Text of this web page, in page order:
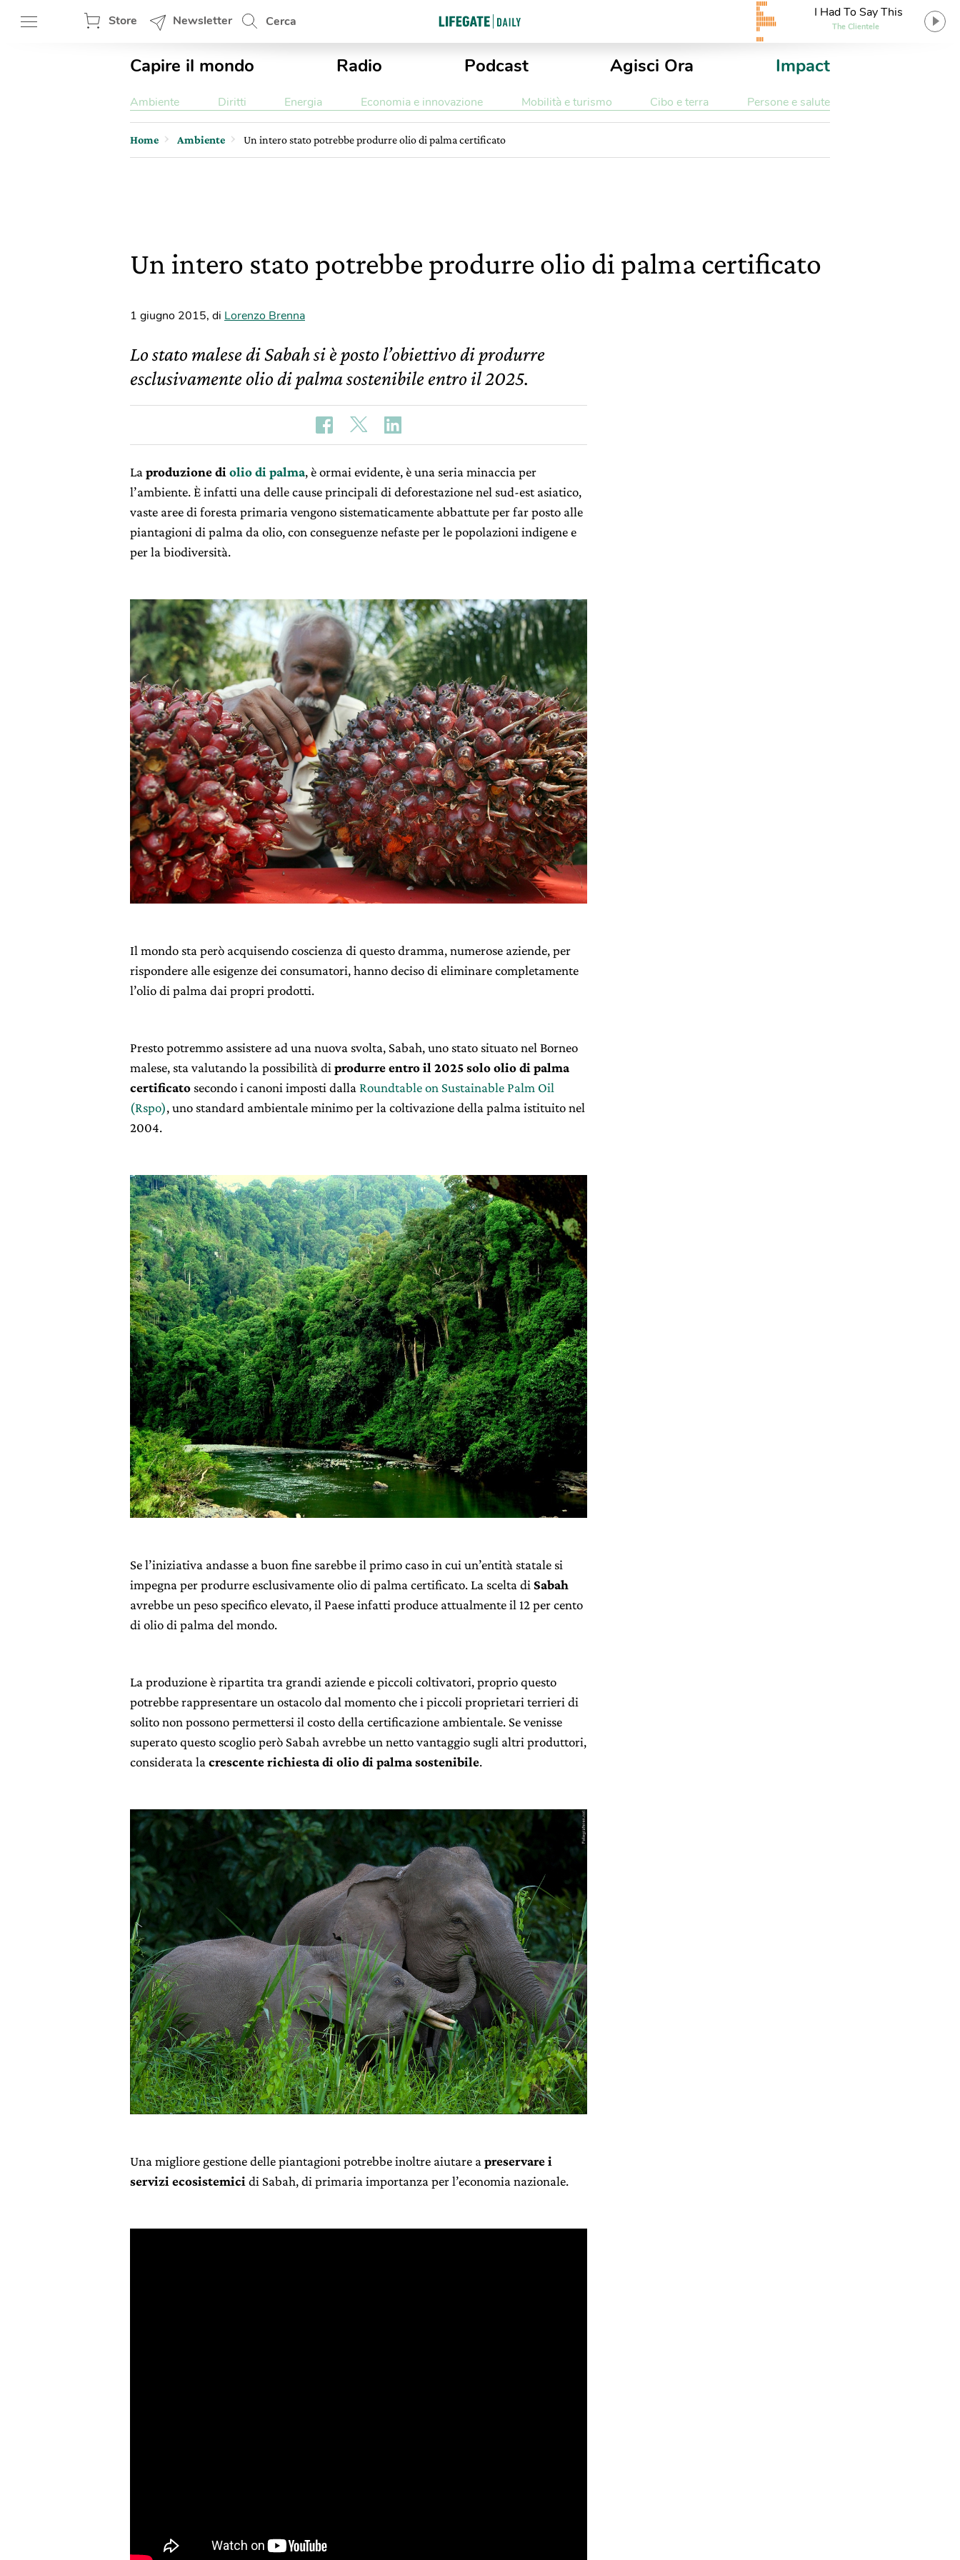
Store Newsletter Cerca
I Had To Say This
The Clientele
Capire il mondo Radio Podcast Agisci Ora Impact
Ambiente Diritti Energia Economia e innovazione Mobilità e turismo Cibo e terra Persone e salute
Home Ambiente Un intero stato potrebbe produrre olio di palma certificato
Un intero stato potrebbe produrre olio di palma certificato
1 giugno 2015, di Lorenzo Brenna
Lo stato malese di Sabah si è posto l’obiettivo di produrre
esclusivamente olio di palma sostenibile entro il 2025.
La produzione di olio di palma, è ormai evidente, è una seria minaccia per
l’ambiente. È infatti una delle cause principali di deforestazione nel sud-est asiatico,
vaste aree di foresta primaria vengono sistematicamente abbattute per far posto alle
piantagioni di palma da olio, con conseguenze nefaste per le popolazioni indigene e
per la biodiversità.
Il mondo sta però acquisendo coscienza di questo dramma, numerose aziende, per
rispondere alle esigenze dei consumatori, hanno deciso di eliminare completamente
l’olio di palma dai propri prodotti.
Presto potremmo assistere ad una nuova svolta, Sabah, uno stato situato nel Borneo
malese, sta valutando la possibilità diprodurre entro il 2025 solo olio di palma
certificato secondo i canoni imposti dalla Roundtable on Sustainable Palm Oil
(Rspo), uno standard ambientale minimo per la coltivazione della palma istituito nel
2004.
Se l’iniziativa andasse a buon fine sarebbe il primo caso in cui un’entità statale si
impegna per produrre esclusivamente olio di palma certificato. La scelta di Sabah
avrebbe un peso specifico elevato, il Paese infatti produce attualmente il 12 per cento
di olio di palma del mondo.
La produzione è ripartita tra grandi aziende e piccoli coltivatori, proprio questo
potrebbe rappresentare un ostacolo dal momento che i piccoli proprietari terrieri di
solito non possono permettersi il costo della certificazione ambientale. Se venisse
superato questo scoglio però Sabah avrebbe un netto vantaggio sugli altri produttori,
considerata lacrescente richiesta di olio di palma sostenibile.
Una migliore gestione delle piantagioni potrebbe inoltre aiutare a preservare i
servizi ecosistemici di Sabah, di primaria importanza per l’economia nazionale.